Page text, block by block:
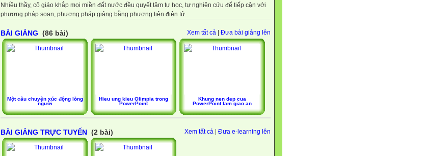
Nhiều thầy, cô giáo khắp mọi miền đất nước đều quyết tâm tự học, tự nghiên cứu để tiếp cận với
phương pháp soạn, phương pháp giảng bằng phương tiện điện tử...
Xem tất cả Đưa bài giảng lên
BÀI GIẢNG (86 bài)
Một câu chuyện xúc động lòng
người
Hieu ung kieu Olimpia trong
PowerPoint
Khung nen dep cua
PowerPoint lam giao an
Xem tất cả | Đưa e-learning lên
BÀI GIẢNG TRỰC TUYẾN (2 bài)